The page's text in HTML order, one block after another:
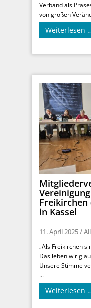
Verband als
von großen
Weiterlesen
Freikirchen
in Kassel
11. April 2025/
„Als Freikirchen
Das leben wir
Unsere Stimme
...
Weiterlesen